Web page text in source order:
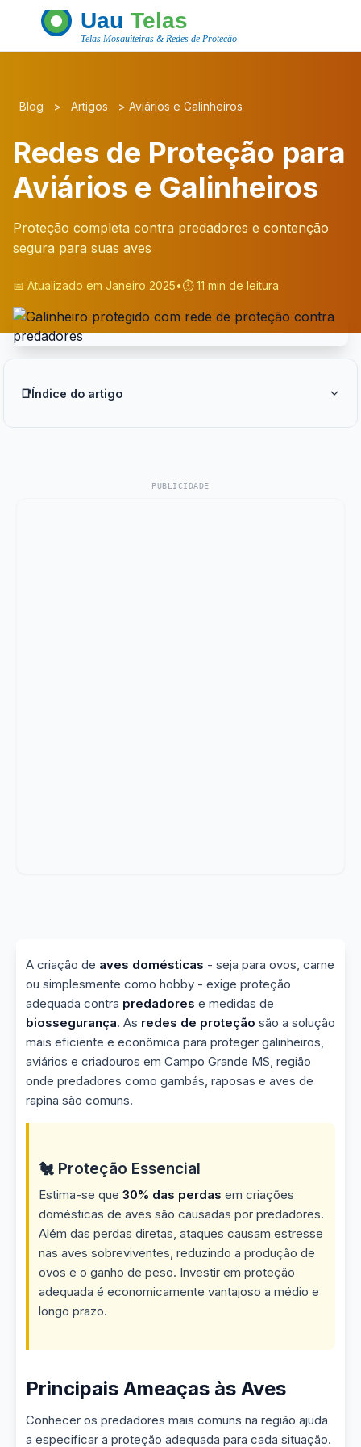
Blog > Artigos > Aviários e Galinheiros
Redes de Proteção para
Aviários e Galinheiros
Proteção completa contra predadores e contenção
segura para suas aves
📅 Atualizado em Janeiro 2025•⏱️ 11 min de leitura
📑Índice do artigo
PUBLICIDADE
A criação de aves domésticas - seja para ovos, carne
ou simplesmente como hobby - exige proteção
adequada contra predadores e medidas de
biossegurança. As redes de proteção são a solução
mais eficiente e econômica para proteger galinheiros,
aviários e criadouros em Campo Grande MS, região
onde predadores como gambás, raposas e aves de
rapina são comuns.
🐔 Proteção Essencial
Estima-se que 30% das perdas em criações
domésticas de aves são causadas por predadores.
Além das perdas diretas, ataques causam estresse
nas aves sobreviventes, reduzindo a produção de
ovos e o ganho de peso. Investir em proteção
adequada é economicamente vantajoso a médio e
longo prazo.
Principais Ameaças às Aves
Conhecer os predadores mais comuns na região ajuda
a especificar a proteção adequada para cada situação.